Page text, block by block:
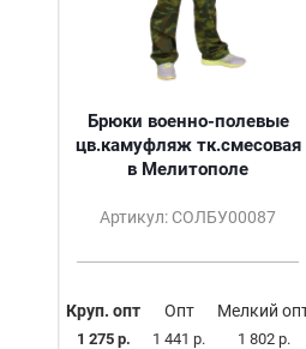
Брюки военно-полевые
цв.камуфляж тк.смесовая
в Мелитополе
Артикул: СОЛБУ00087
Круп. опт
1 275 р.
Опт
1 441 р.
Мелкий
1 802 р.